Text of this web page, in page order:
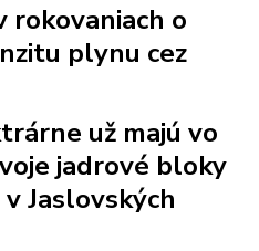
rokovaniach o
plynu cez
už majú vo
jadrové bloky
Jaslovských